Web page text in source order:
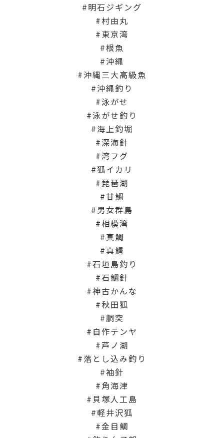
明石ジギング
村由丸
東京湾
根魚
沖縄
沖縄三大高級魚
沖縄釣り
泳がせ
泳がせ釣り
海上釣堀
深海針
湾フグ
狐イカリ
琵琶湖
甘鯛
男女群島
相模湾
真鯛
真鱈
石垣島釣り
石鯛針
神古かんな
秋田狐
胴突
自作テンヤ
芦ノ湖
落とし込み釣り
袖針
角海津
貝塚人工島
軽井沢狐
金目鯛